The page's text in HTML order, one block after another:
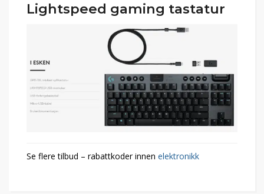
Lightspeed gaming tastatur
Se flere tilbud – rabattkoder innen elektronikk